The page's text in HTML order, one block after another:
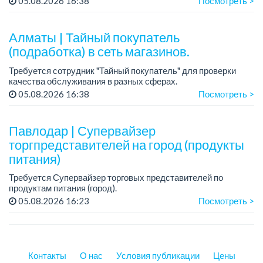
Алматы | Тайный покупатель
(подработка) в сеть магазинов.
Требуется сотрудник "Тайный покупатель" для проверки
качества обслуживания в разных сферах.
Требования: ответственность, внимательность, грамотная
05.08.2026 16:38 Посмотреть >
Павлодар | Супервайзер
торгпредставителей на город (продукты
питания)
Требуется Супервайзер торговых представителей по
продуктам питания (город).
График работы: 5/2.
05.08.2026 16:23 Посмотреть >
Контакты О нас Условия публикации Цены